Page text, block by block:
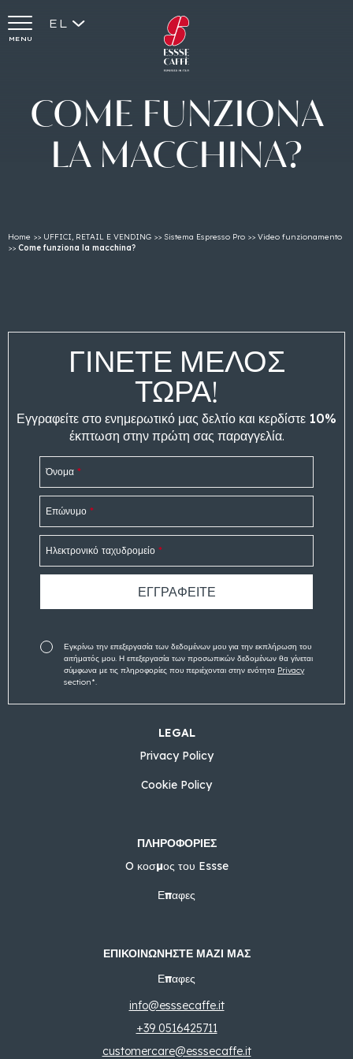
MENU
EL
COME FUNZIONA
LA MACCHINA?
Home >> UFFICI, RETAIL E VENDING >> Sistema Espresso Pro >> Video funzionamento
>> Come funziona la macchina?
LEGAL
Privacy Policy
Cookie Policy
ΠΛΗΡΟΦΟΡΊΕΣ
O κοσμος του Essse
Επαφες
ΕΠΙΚΟΙΝΩΝΉΣΤΕ ΜΑΖΊ ΜΑΣ
Επαφες
info@esssecaffe.it
+39 0516425711
customercare@esssecaffe.it
ΓΊΝΕΤΕ ΜΈΛΟΣ
ΤΩΡΑ!
Εγγραφείτε στο ενημερωτικό μας δελτίο και κερδίστε 10%
έκπτωση στην πρώτη σας παραγγελία.
Όνομα *
Επώνυμο *
Ηλεκτρονικό ταχυδρομείο *
Εγκρίνω την επεξεργασία των δεδομένων μου για την εκπλήρωση του
αιτήματός μου. Η επεξεργασία των προσωπικών δεδομένων θα γίνεται
σύμφωνα με τις πληροφορίες που περιέχονται στην ενότητα Privacy
section*.